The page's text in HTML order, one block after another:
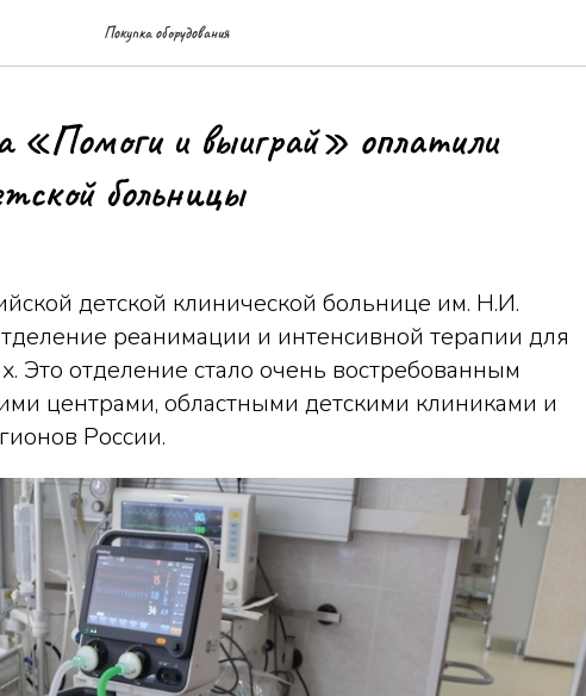
Покупка оборудования
«Помоги и выиграй» оплатили
больницы
детской клинической больнице им. Н.И.
реанимации и интенсивной терапии для
Это отделение стало очень востребованным
центрами, областными детскими клиниками и
России.